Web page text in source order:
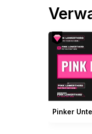
Pinker